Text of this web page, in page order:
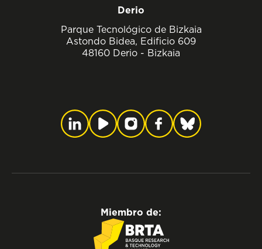
Derio
Parque Tecnológico de Bizkaia
Astondo Bidea, Edificio 609
48160 Derio - Bizkaia
Miembro de: